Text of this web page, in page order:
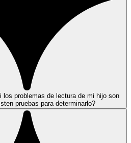
los problemas de lectura de mi hijo son
pruebas para determinarlo?